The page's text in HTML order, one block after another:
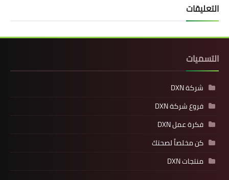
التعليقات
التسميات
شركة DXN
فروع شركة DXN
فكرة عمل DXN
كن مخلصاً لصحتك
منتجات DXN